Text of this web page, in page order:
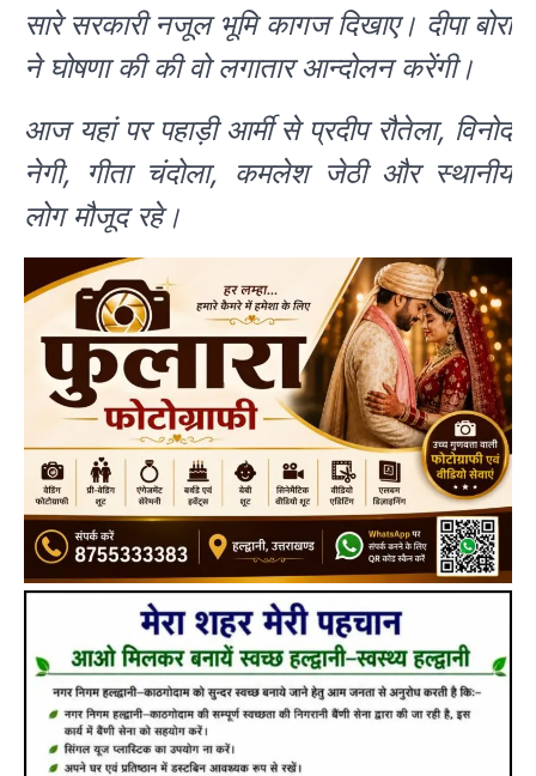
सारे सरकारी नजूल भूमि कागज दिखाए। दीपा बोरा
ने घोषणा की की वो लगातार आन्दोलन करेंगी।
आज यहां पर पहाड़ी आर्मी से प्रदीप रौतेला, विनोद
नेगी, गीता चंदोला, कमलेश जेठी और स्थानीय
लोग मौजूद रहे।